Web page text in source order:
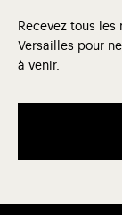
Recevez tous
Versailles pour
à venir.